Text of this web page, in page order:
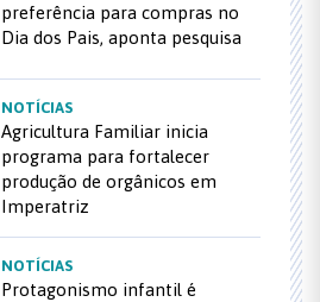
preferência para compras no
Dia dos Pais, aponta pesquisa
NOTÍCIAS
Agricultura Familiar inicia
programa para fortalecer
produção de orgânicos em
Imperatriz
NOTÍCIAS
Protagonismo infantil é